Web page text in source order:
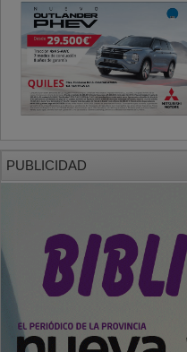
PUBLICIDAD